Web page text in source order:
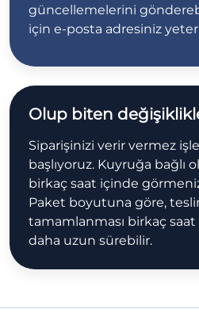
güncellemelerini
için e-posta adresiniz
Olup biten
Siparişinizi verir vermez
başlıyoruz. Kuyruğa bağlı
birkaç saat içinde
Paket boyutuna göre,
tamamlanması birkaç saat
daha uzun sürebilir.